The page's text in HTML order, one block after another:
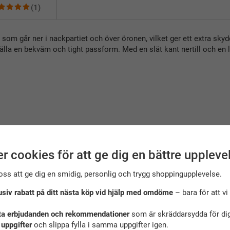
(1)
går ner i nackpartiet och över öronen, vilket ger ett extra
en bekväm och tight passform. Med en slät kant nertill och en
tillbehör till denna
cookies för att ge dig en bättre
att ge dig en smidig, personlig och trygg shoppingupplevelse.
rabatt på ditt nästa köp vid hjälp med omdöme– bara för att vi
erbjudanden och rekommendationersom är skräddarsydda för
och slippa fylla i samma uppgifter igen.